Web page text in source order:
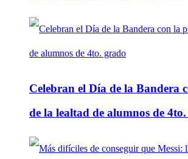
Celebran el Día de la Bandera
de la lealtad de alumnos de